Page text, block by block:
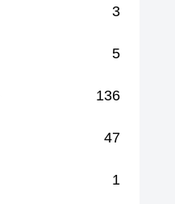
3
5
136
47
1